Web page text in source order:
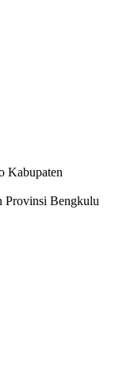
Kabupaten
Provinsi Bengkulu